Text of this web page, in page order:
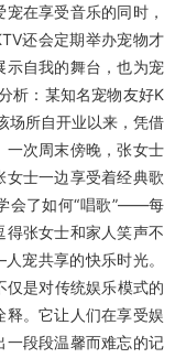
在享受音乐的同时，
还会定期举办宠物才
示自我的舞台，也为宠
析：某知名宠物友好K
场所自开业以来，凭借
一次周末傍晚，张女士
士一边享受着经典歌
会了如何“唱歌”——每
得张女士和家人笑声不
宠共享的快乐时光。
是对传统娱乐模式的
。它让人们在享受娱
一段段温馨而难忘的记